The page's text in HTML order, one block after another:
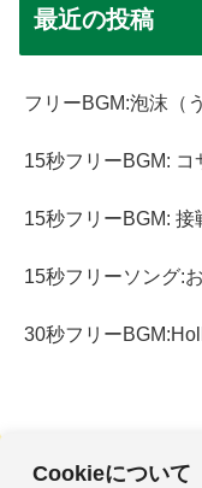
Cookieについて
最近の投稿
フリーBGM:泡沫（
15秒フリーBGM: コ
15秒フリーBGM: 接
15秒フリーソング:
30秒フリー